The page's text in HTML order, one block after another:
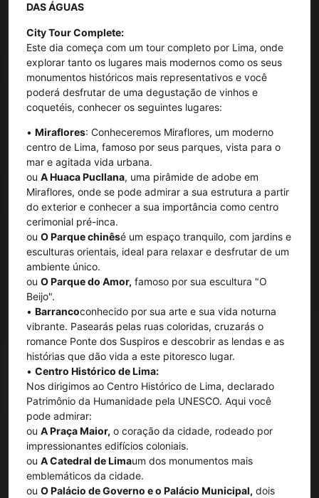
DAS ÁGUAS
City Tour Complete:
Este dia começa com um tour completo por Lima, onde
explorar tanto os lugares mais modernos como os seus
monumentos históricos mais representativos e você
poderá desfrutar de uma degustação de vinhos e
coquetéis, conhecer os seguintes lugares:
• Miraflores: Conheceremos Miraflores, um moderno
centro de Lima, famoso por seus parques, vista para o
mar e agitada vida urbana.
ou A Huaca Pucllana, uma pirâmide de adobe em
Miraflores, onde se pode admirar a sua estrutura a partir
do exterior e conhecer a sua importância como centro
cerimonial pré-inca.
ou O Parque chinêsé um espaço tranquilo, com jardins e
esculturas orientais, ideal para relaxar e desfrutar de um
ambiente único.
ou O Parque do Amor, famoso por sua escultura "O
Beijo".
• Barrancoconhecido por sua arte e sua vida noturna
vibrante. Pasearás pelas ruas coloridas, cruzarás o
romance Ponte dos Suspiros e descobrir as lendas e as
histórias que dão vida a este pitoresco lugar.
• Centro Histórico de Lima:
Nos dirigimos ao Centro Histórico de Lima, declarado
Patrimônio da Humanidade pela UNESCO. Aqui você
pode admirar:
ou A Praça Maior, o coração da cidade, rodeado por
impressionantes edifícios coloniais.
ou A Catedral de Limaum dos monumentos mais
emblemáticos da cidade.
ou O Palácio de Governo e o Palácio Municipal, dois